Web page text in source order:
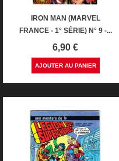
IRON MAN (MARVEL
FRANCE - 1° SÉRIE) N° 9 -...
Prix
6,90 €
AJOUTER AU PANIER